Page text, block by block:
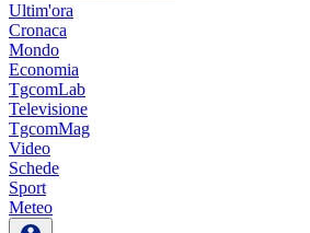
Ultim'ora
Cronaca
Mondo
Economia
TgcomLab
Televisione
TgcomMag
Video
Schede
Sport
Meteo